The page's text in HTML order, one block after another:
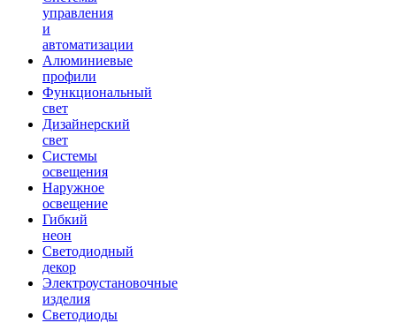
управления
и
автоматизации
Алюминиевые
профили
Функциональный
свет
Дизайнерский
свет
Системы
освещения
Наружное
освещение
Гибкий
неон
Светодиодный
декор
Электроустановочные
изделия
Светодиоды